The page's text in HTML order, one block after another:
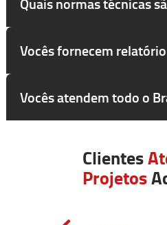
Vocês fornecem
Vocês atendem todo o
Clientes
Projetos